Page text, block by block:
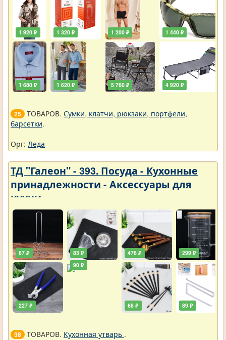
1 920 ₽
1 680 ₽
1 320 ₽
1 620 ₽
1 200 ₽
5 760 ₽
1 440 ₽
4 920 ₽
25 ТОВАРОВ. Сумки, клатчи, рюкзаки, портфели,
барсетки.
Орг: Леда
ТД "Галеон" - 393. Посуда - Кухонные
принадлежности - Аксессуары для
кухни
67 ₽
227 ₽
83 ₽
90 ₽
476 ₽
68 ₽
299 ₽
89 ₽
38 ТОВАРОВ. Кухонная утварь .